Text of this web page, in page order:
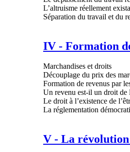
L’altruisme réellement
Séparation du travail et du
IV - Formation
Marchandises et droits
Découplage du prix des
Formation de revenus par
Un revenu est-il un droit de
Le droit à l’existence de
La réglementation
V - La